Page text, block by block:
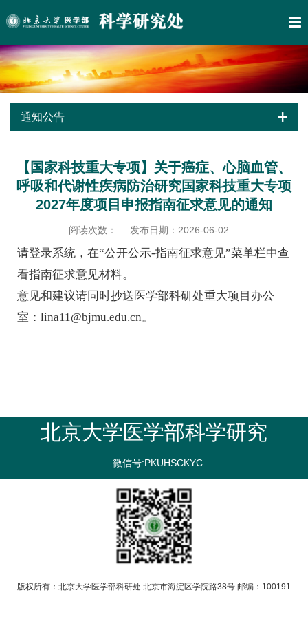
通知公告
【国家科技重大专项】关于癌症、心脑血管、
呼吸和代谢性疾病防治研究国家科技重大专项
2027年度项目申报指南征求意见的通知
阅读次数： 发布日期：2026-06-02
请登录系统，在“公开公示-指南征求意见”菜单栏中查
看指南征求意见材料。
意见和建议请同时抄送医学部科研处重大项目办公
室：lina11@bjmu.edu.cn。
北京大学医学部科学研究
微信号:PKUHSCKYC
版权所有：北京大学医学部科研处 北京市海淀区学院路38号 邮编：100191